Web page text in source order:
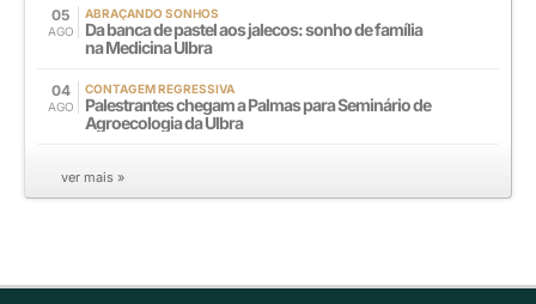
05
AGO
ABRAÇANDO SONHOS
Da banca de pastel aos jalecos: sonho de família
na Medicina Ulbra
04
AGO
CONTAGEM REGRESSIVA
Palestrantes chegam a Palmas para Seminário de
Agroecologia da Ulbra
ver mais »